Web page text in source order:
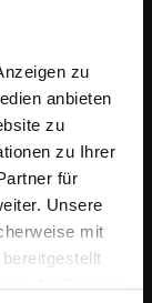
zu
anbieten
zu
zu Ihrer
für
Unsere
mit
der Dienste